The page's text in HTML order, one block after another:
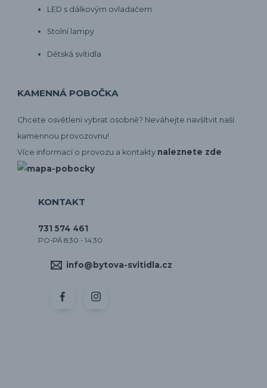
LED s dálkovým ovladačem
Stolní lampy
Dětská svítidla
KAMENNÁ POBOČKA
Chcete osvětlení vybrat osobně? Neváhejte navšítvit naší
kamennou provozovnu!
Více informací o provozu a kontakty naleznete zde
KONTAKT
731 574 461
PO-PÁ 8:30 - 14:30
info@bytova-svitidla.cz